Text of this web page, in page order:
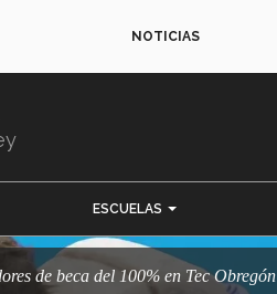
NOTICIAS
ESCUELAS
de beca del 100% en Tec Obregón